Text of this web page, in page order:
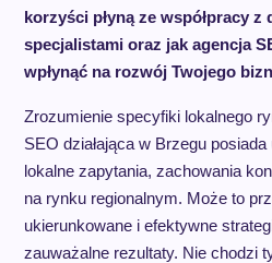
korzyści płyną ze współpracy
specjalistami oraz jak agencja
wpłynąć na rozwój Twojego
Zrozumienie specyfiki lokalnego
SEO działająca w Brzegu
lokalne zapytania, zachowania
na rynku regionalnym. Może to
ukierunkowane i efektywne
zauważalne rezultaty. Nie chodzi